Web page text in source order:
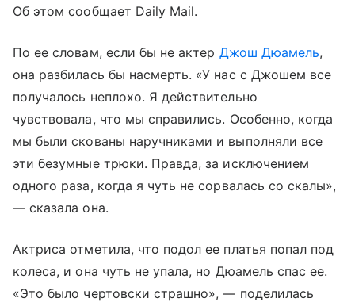
Об этом сообщает Daily Mail.
По ее словам, если бы не актер Джош Дюамель,
она разбилась бы насмерть. «У нас с Джошем все
получалось неплохо. Я действительно
чувствовала, что мы справились. Особенно, когда
мы были скованы наручниками и выполняли все
эти безумные трюки. Правда, за исключением
одного раза, когда я чуть не сорвалась со скалы»,
— сказала она.
Актриса отметила, что подол ее платья попал под
колеса, и она чуть не упала, но Дюамель спас ее.
«Это было чертовски страшно», — поделилась